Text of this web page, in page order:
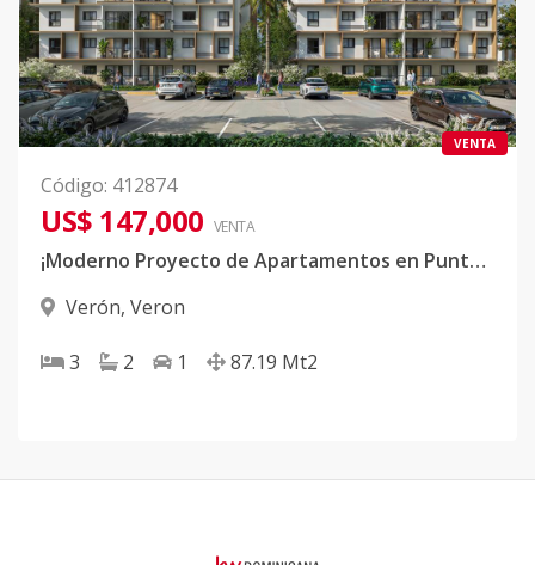
VENTA
Código: 412874
US$ 147,000 VENTA
¡Moderno Proyecto de Apartamentos en Punta Cana!
Verón, Veron
3 2 1 87.19 Mt2